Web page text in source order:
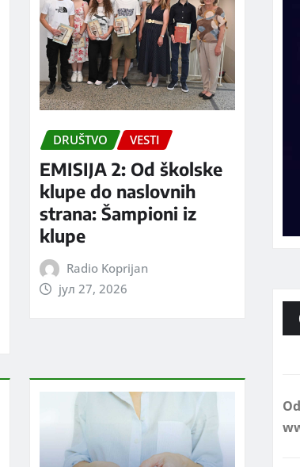
DRUŠTVO VESTI
EMISIJA 2: Od školske
klupe do naslovnih
strana: Šampioni iz
klupe
Radio Koprijan
јул 27, 2026